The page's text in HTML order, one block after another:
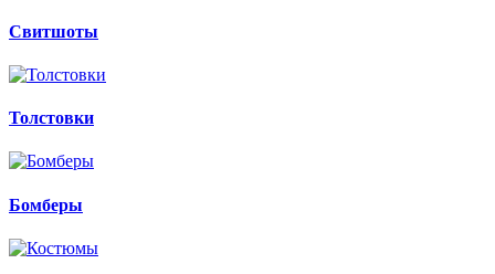
Свитшоты
Толстовки
Бомберы